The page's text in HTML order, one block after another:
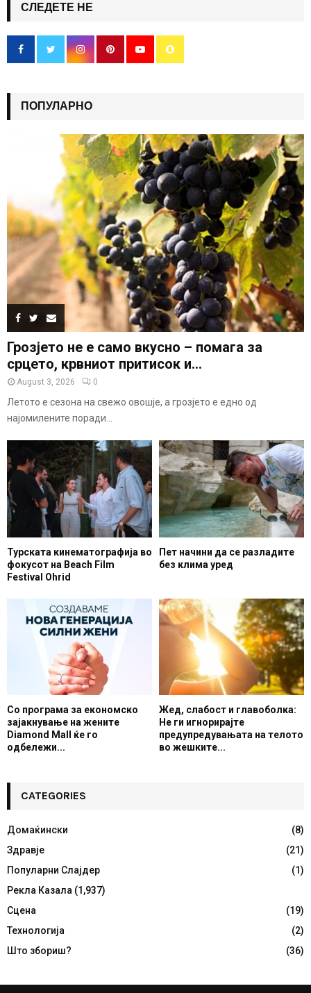
СЛЕДЕТЕ НЕ
ПОПУЛАРНО
Грозјето не е само вкусно – помага за
срцето, крвниот притисок и...
August 3, 2026 0
Летото е сезона на свежо овошје, а грозјето е едно од
најомилените поради...
Турската кинематографија во
фокусот на Beach Film
Festival Ohrid
Пет начини да се разладите
без клима уред
Со програма за економско
зајакнување на жените
Diamond Mall ќе го
одбележи...
Жед, слабост и главоболка:
Не ги игнорирајте
предупредувањата на телото
во жешките...
CATEGORIES
Домаќински
(8)
Здравје
(21)
Популарни Слајдер
(1)
Рекла Казала (1,937)
Сцена
(19)
Технологија
(2)
Што збориш?
(36)